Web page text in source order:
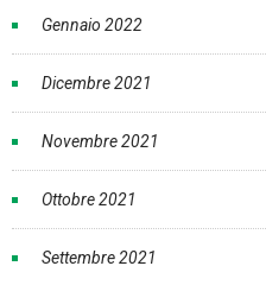
Gennaio 2022
Dicembre 2021
Novembre 2021
Ottobre 2021
Settembre 2021